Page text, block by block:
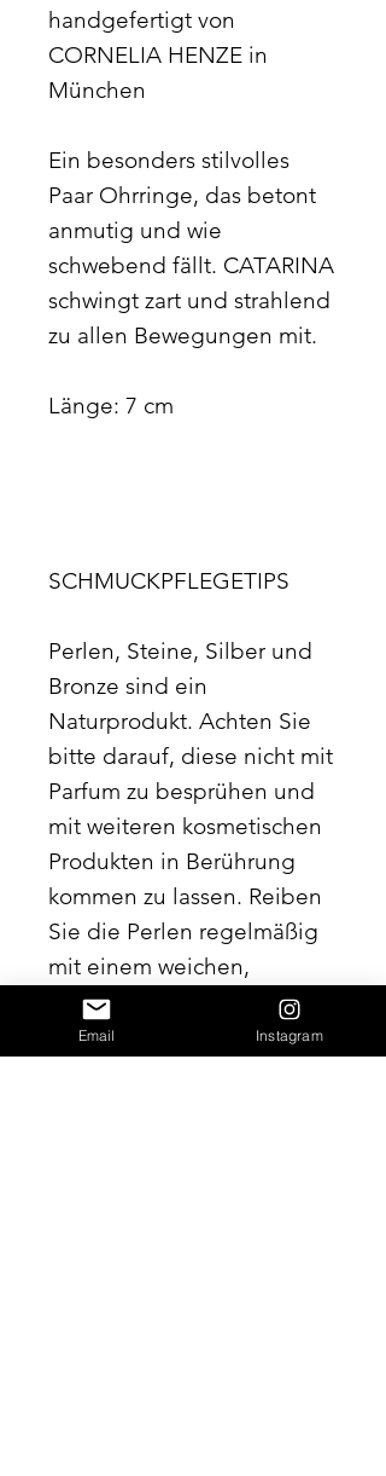
handgefertigt von
CORNELIA HENZE in
München
Ein besonders stilvolles
Paar Ohrringe, das betont
anmutig und wie
schwebend fällt. CATARINA
schwingt zart und strahlend
zu allen Bewegungen mit.
Länge: 7 cm
SCHMUCKPFLEGETIPS
Perlen, Steine, Silber und
Bronze sind ein
Naturprodukt. Achten Sie
bitte darauf, diese nicht mit
Parfum zu besprühen und
mit weiteren kosmetischen
Produkten in Berührung
kommen zu lassen. Reiben
Sie die Perlen regelmäßig
mit einem weichen,
fusselfreien Tuch ab.
Email Instagram